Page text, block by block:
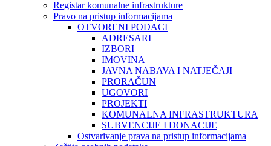
Registar komunalne infrastrukture
Pravo na pristup informacijama
OTVORENI PODACI
ADRESARI
IZBORI
IMOVINA
JAVNA NABAVA I NATJEČAJI
PRORAČUN
UGOVORI
PROJEKTI
KOMUNALNA INFRASTRUKTURA
SUBVENCIJE I DONACIJE
Ostvarivanje prava na pristup informacijama